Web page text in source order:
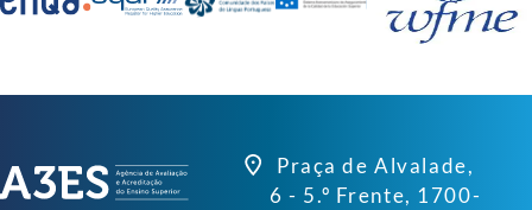
Praça de Alvalade,
6 - 5.º Frente, 1700-